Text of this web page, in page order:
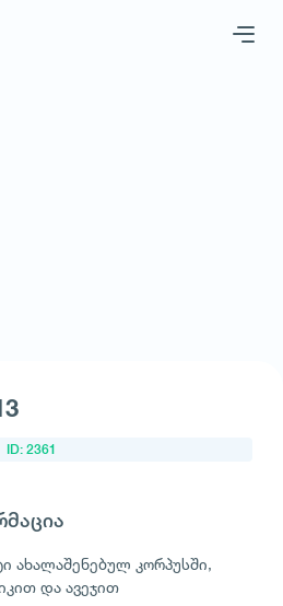
ID: 2361
ახალაშენებულ კორპუსში,
და ავეჯით